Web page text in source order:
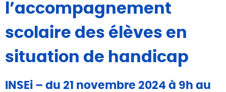
l’accompagnement
scolaire des élèves en
situation de handicap
INSEi – du 21 novembre 2024 à 9h au